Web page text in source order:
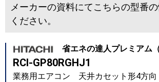
メーカーの資料にてこちらの型番
ください。
省エネの達人プレミアム（
RCI-GP80RGHJ1
業務用エアコン 天井カセット形4